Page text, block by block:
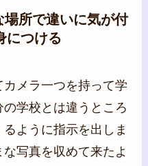
場所で違いに気が付
につける
メラ一つを持って学
学校とは違うところ
ように指示を出しま
写真を収めて来たよ